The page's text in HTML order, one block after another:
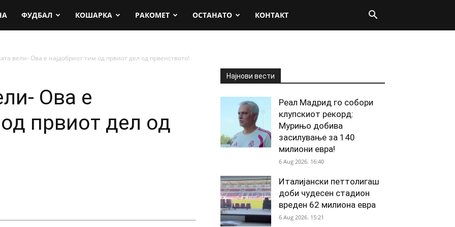
ФУДБАЛ КОШАРКА РАКОМЕТ ОСТАНАТО КОНТАКТ
вели- Ова е најдобриот тим од првиот дел од првенството!
Ова е
првиот дел од
Најнови вести
Реал Мадрид го собори
клупскиот рекорд:
Мурињо добива
засилување за 140
милиони евра!
6 Aug 2026. 16:40
Италијански петтолигаш
доби чудесен стадион
вреден 62 милиона евра
6 Aug 2026. 15:21